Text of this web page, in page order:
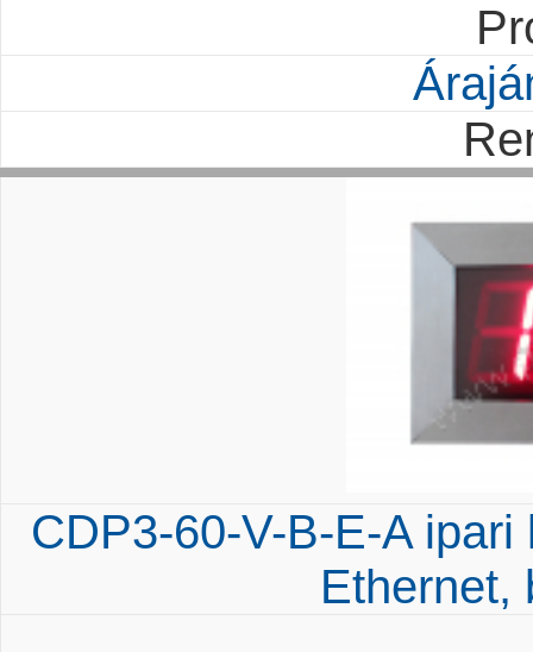
CDP3-60-V-B-E-A
Ethernet,